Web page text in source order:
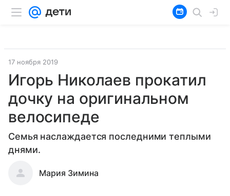
17 ноября 2019
Игорь Николаев прокатил
дочку на оригинальном
велосипеде
Семья наслаждается последними теплыми
днями.
Мария Зимина